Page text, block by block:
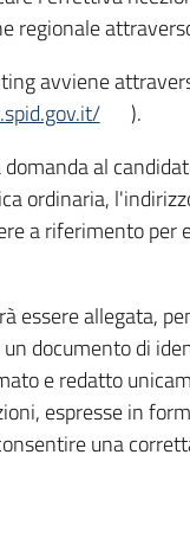
regionale
avviene
).
al
ordinaria,
a riferimento per
essere allegata,
documento di
e redatto
espresse in
una